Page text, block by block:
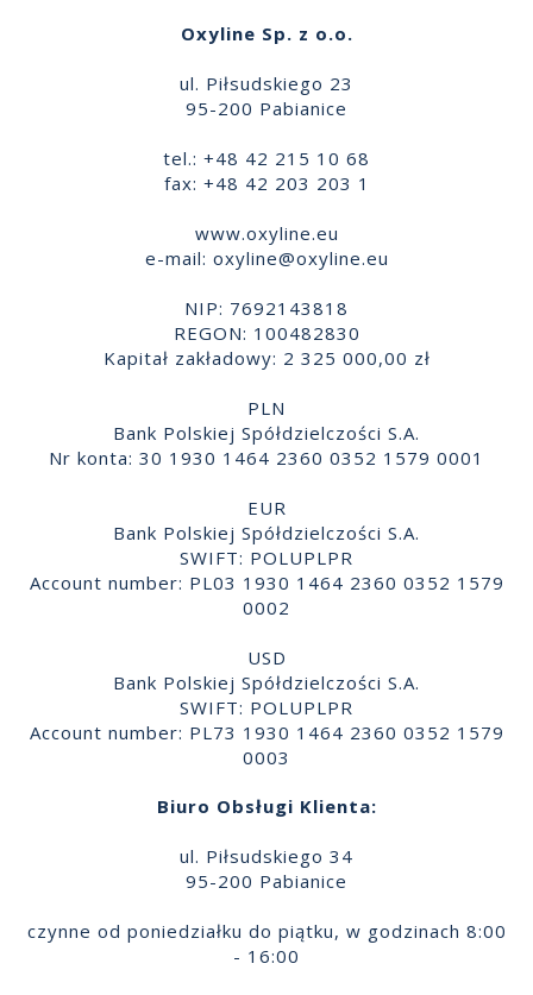
Oxyline Sp. z o.o.
ul. Piłsudskiego 23
95-200 Pabianice
tel.: +48 42 215 10 68
fax: +48 42 203 203 1
www.oxyline.eu
e-mail: oxyline@oxyline.eu
NIP: 7692143818
REGON: 100482830
Kapitał zakładowy: 2 325 000,00 zł
PLN
Bank Polskiej Spółdzielczości S.A.
Nr konta: 30 1930 1464 2360 0352 1579 0001
EUR
Bank Polskiej Spółdzielczości S.A.
SWIFT: POLUPLPR
Account number: PL03 1930 1464 2360 0352 1579
0002
USD
Bank Polskiej Spółdzielczości S.A.
SWIFT: POLUPLPR
Account number: PL73 1930 1464 2360 0352 1579
0003
Biuro Obsługi Klienta:
ul. Piłsudskiego 34
95-200 Pabianice
czynne od poniedziałku do piątku, w godzinach 8:00
- 16:00